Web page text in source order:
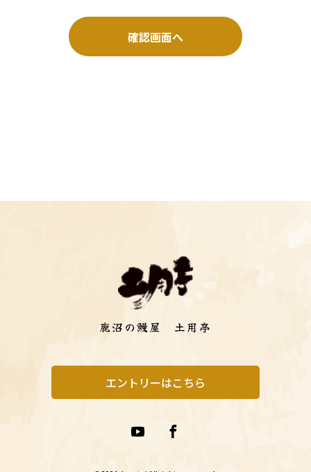
鹿沼の鰻屋 土用亭
エントリーはこちら